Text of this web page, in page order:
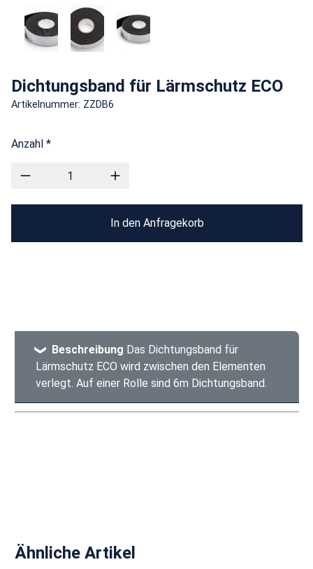
Dichtungsband für Lärmschutz ECO
Artikelnummer: ZZDB6
Anzahl *
In den Anfragekorb
Beschreibung Das Dichtungsband für
Lärmschutz ECO wird zwischen den Elementen
verlegt. Auf einer Rolle sind 6m Dichtungsband.
Produktgalerie überspringen
Ähnliche Artikel